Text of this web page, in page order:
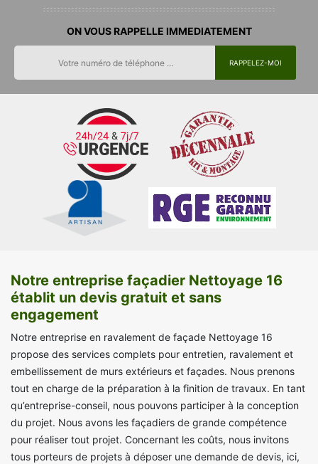
ON VOUS RAPPELLE IMMEDIATEMENT
Notre entreprise façadier Nettoyage 16
établit un devis gratuit et sans
engagement
Notre entreprise en ravalement de façade Nettoyage 16
propose des services complets pour entretien, ravalement et
embellissement de murs extérieurs et façades. Nous prenons
tout en charge de la préparation à la finition de travaux. En tant
qu’entreprise-conseil, nous pouvons participer à la conception
du projet. Nous avons les façadiers de grande compétence
pour réaliser tout projet. Concernant les coûts, nous invitons
tous porteurs de projets à déposer une demande de devis, ici,